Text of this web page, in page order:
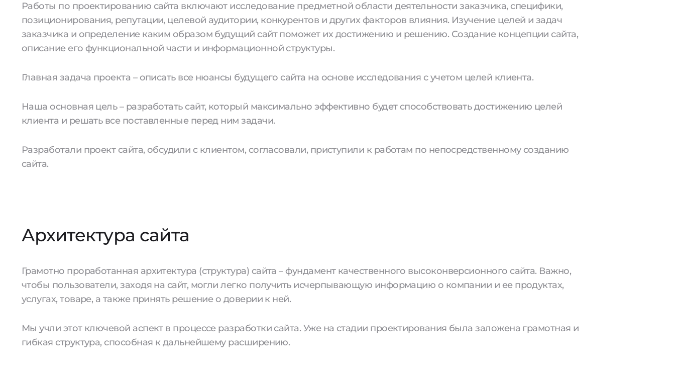
Работы по проектированию сайта включают исследование предметной области деятельности заказчика, специфики,
позиционирования, репутации, целевой аудитории, конкурентов и других факторов влияния. Изучение целей и задач
заказчика и определение каким образом будущий сайт поможет их достижению и решению. Создание концепции сайта,
описание его функциональной части и информационной структуры.
Главная задача проекта – описать все нюансы будущего сайта на основе исследования с учетом целей клиента.
Наша основная цель – разработать сайт, который максимально эффективно будет способствовать достижению целей
клиента и решать все поставленные перед ним задачи.
Разработали проект сайта, обсудили с клиентом, согласовали, приступили к работам по непосредственному созданию
сайта.
Архитектура сайта
Грамотно проработанная архитектура (структура) сайта – фундамент качественного высоконверсионного сайта. Важно,
чтобы пользователи, заходя на сайт, могли легко получить исчерпывающую информацию о компании и ее продуктах,
услугах, товаре, а также принять решение о доверии к ней.
Мы учли этот ключевой аспект в процессе разработки сайта. Уже на стадии проектирования была заложена грамотная и
гибкая структура, способная к дальнейшему расширению.